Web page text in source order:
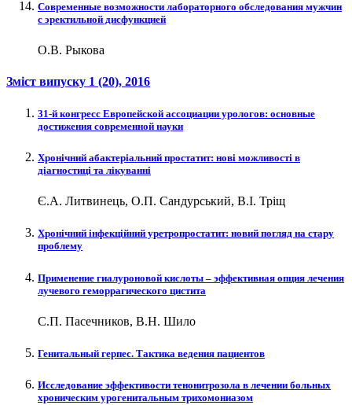
Современные возможности лабораторного обследования мужчин
с эректильной дисфункцией
О.В. Рыкова
Зміст випуску 1 (20), 2016
31-й конгресс Европейской ассоциации урологов: основные
достижения современной науки
Хронічний абактеріальний простатит: нові можливості в
діагностиці та лікуванні
Є.А. Литвинець, О.П. Сандурський, В.І. Тріщ
Хронічний інфекційний уретропростатит: новий погляд на стару
проблему
Применение гиалуроновой кислоты – эффективная опция лечения
лучевого геморрагического цистита
С.П. Пасечников, В.Н. Шило
Генитальный герпес. Тактика ведения пациентов
Исследование эффективости тенонитрозола в лечении больных
хроническим урогенитальным трихомониазом